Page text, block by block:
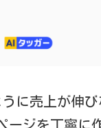
に売上が伸
ジを丁寧に